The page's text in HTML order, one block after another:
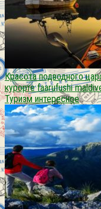
Красота подводного
курорте faarufushi
Туризм интересное